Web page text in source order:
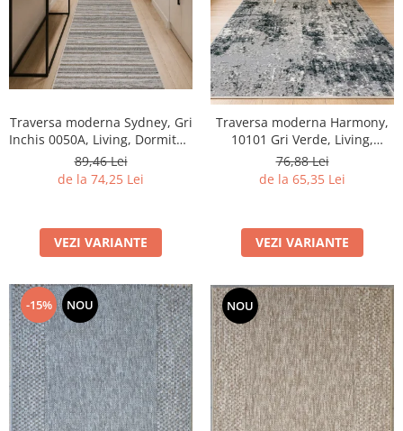
Traversa moderna Sydney, Gri
Inchis 0050A, Living, Dormitor,
Hol, Bucatarie, 80 x 250 cm
89,46 Lei
de la 74,25 Lei
VEZI VARIANTE
Traversa moderna Harmony,
10101 Gri Verde, Living,
Dormitor, Hol, 60 X 100 cm
76,88 Lei
de la 65,35 Lei
VEZI VARIANTE
-15% NOU NOU